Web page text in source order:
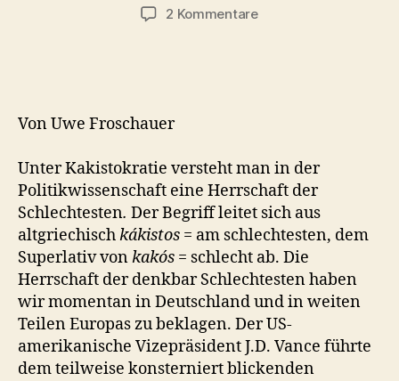
2 Kommentarezu
realitätsverkennende
Reaktion
darauf
Von Uwe Froschauer
Unter Kakistokratie versteht man in der
Politikwissenschaft eine Herrschaft der
Schlechtesten. Der Begriff leitet sich aus
altgriechischkákistos = am schlechtesten, dem
Superlativ vonkakós = schlecht ab. Die
Herrschaft der denkbar Schlechtesten haben
wir momentan in Deutschland und in weiten
Teilen Europas zu beklagen. Der US-
amerikanische Vizepräsident J.D. Vance führte
dem teilweise konsterniert blickenden